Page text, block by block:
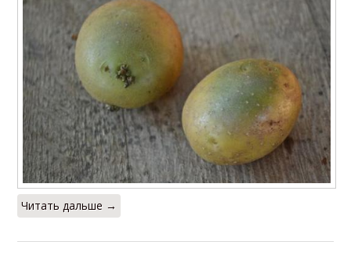
Читать дальше →